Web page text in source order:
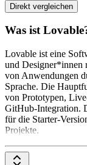
Direkt vergleichen
Was ist
Lovable ist eine
und Designer*innen
von Anwendungen
Sprache. Die
von Prototypen,
GitHub-Integration.
für die Starter-
Projekte.